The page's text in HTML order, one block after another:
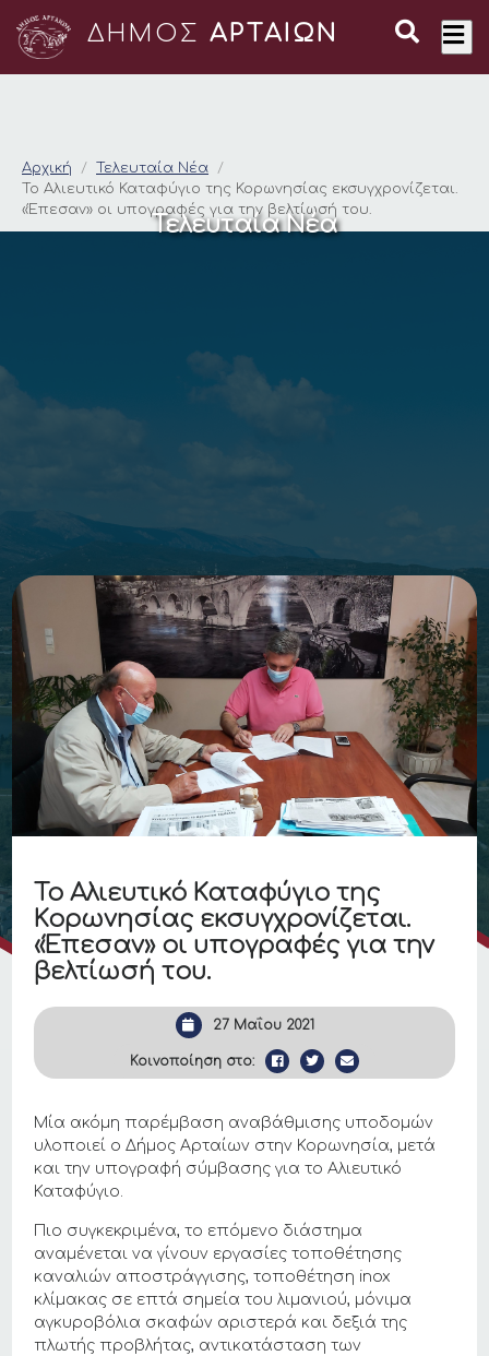
ΔΗΜΟΣ ΑΡΤΑΙΩΝ
Το Αλιευτικό
Αρχική
Τελευταία Νέα
Το Αλιευτικό Καταφύγιο της Κορωνησίας εκσυγχρονίζεται.
«Έπεσαν» οι υπογραφές για την βελτίωσή του.
Τελευταία Νέα
Το Αλιευτικό Καταφύγιο της
Κορωνησίας εκσυγχρονίζεται.
«Έπεσαν» οι υπογραφές για την
βελτίωσή του.
27 Μαΐου 2021
Κοινοποίηση στο:
Μία ακόμη παρέμβαση αναβάθμισης υποδομών
υλοποιεί ο Δήμος Αρταίων στην Κορωνησία, μετά
και την υπογραφή σύμβασης για το Αλιευτικό
Καταφύγιο.
Πιο συγκεκριμένα, το επόμενο διάστημα
αναμένεται να γίνουν εργασίες τοποθέτησης
καναλιών αποστράγγισης, τοποθέτηση inox
κλίμακας σε επτά σημεία του λιμανιού, μόνιμα
αγκυροβόλια σκαφών αριστερά και δεξιά της
πλωτής προβλήτας, αντικατάσταση των